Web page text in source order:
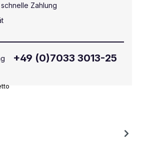
Zahlung
+49 (0)7033 3013-25